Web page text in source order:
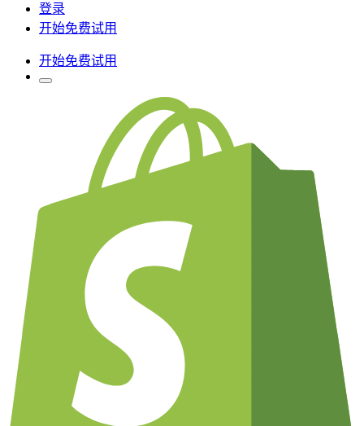
登录
开始免费试用
开始免费试用